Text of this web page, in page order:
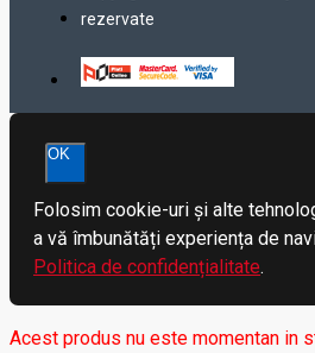
rezervate
OK
Folosim cookie-uri și alte
a vă îmbunătăți experiența de
Politica de confidențialitate.
Acest produs nu este momentan in